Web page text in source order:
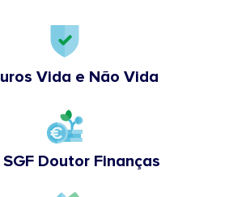
Vida e Não Vida
SGF Doutor Finanças